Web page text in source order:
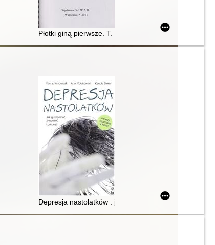
Kondrackim i jego świecie. T. 3
Płotki giną pierwsze. T. 1
życie, jakiego pragniesz
na zawsze : zindywidualizowane podejście, które daje nową
Depresja nastolatków : jak ją rozpoznać, zrozumieć i